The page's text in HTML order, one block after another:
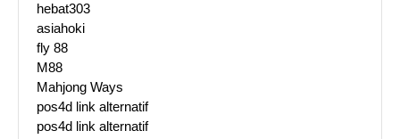
hebat303
asiahoki
fly 88
M88
Mahjong Ways
pos4d link alternatif
pos4d link alternatif